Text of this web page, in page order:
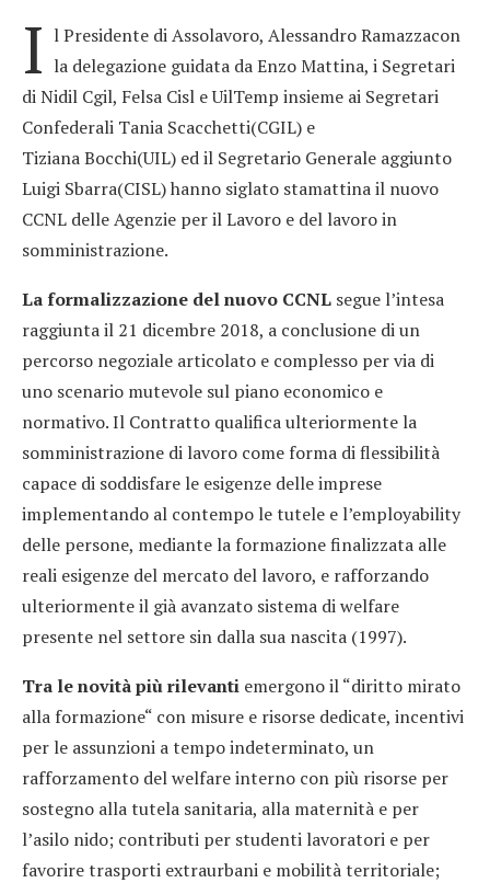
I l Presidente di Assolavoro, Alessandro Ramazzacon
la delegazione guidata da Enzo Mattina, i Segretari
di Nidil Cgil, Felsa Cisl e UilTemp insieme ai Segretari
Confederali Tania Scacchetti(CGIL) e
Tiziana Bocchi(UIL) ed il Segretario Generale aggiunto
Luigi Sbarra(CISL) hanno siglato stamattina il nuovo
CCNL delle Agenzie per il Lavoro e del lavoro in
somministrazione.
La formalizzazione del nuovo CCNL segue l’intesa
raggiunta il 21 dicembre 2018, a conclusione di un
percorso negoziale articolato e complesso per via di
uno scenario mutevole sul piano economico e
normativo. Il Contratto qualifica ulteriormente la
somministrazione di lavoro come forma di flessibilità
capace di soddisfare le esigenze delle imprese
implementando al contempo le tutele e l’employability
delle persone, mediante la formazione finalizzata alle
reali esigenze del mercato del lavoro, e rafforzando
ulteriormente il già avanzato sistema di welfare
presente nel settore sin dalla sua nascita (1997).
Tra le novità più rilevanti emergono il “diritto mirato
alla formazione“ con misure e risorse dedicate, incentivi
per le assunzioni a tempo indeterminato, un
rafforzamento del welfare interno con più risorse per
sostegno alla tutela sanitaria, alla maternità e per
l’asilo nido; contributi per studenti lavoratori e per
favorire trasporti extraurbani e mobilità territoriale;